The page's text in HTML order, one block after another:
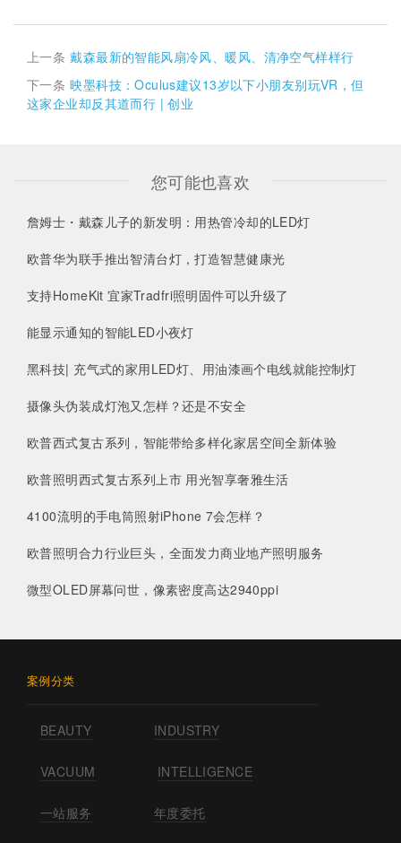
上一条 戴森最新的智能风扇冷风、暖风、清净空气样样行
下一条 映墨科技：Oculus建议13岁以下小朋友别玩VR，但
这家企业却反其道而行 | 创业
您可能也喜欢
詹姆士・戴森儿子的新发明：用热管冷却的LED灯
欧普华为联手推出智清台灯，打造智慧健康光
支持HomeKit 宜家Tradfri照明固件可以升级了
能显示通知的智能LED小夜灯
黑科技| 充气式的家用LED灯、用油漆画个电线就能控制灯
摄像头伪装成灯泡又怎样？还是不安全
欧普西式复古系列，智能带给多样化家居空间全新体验
欧普照明西式复古系列上市 用光智享奢雅生活
4100流明的手电筒照射iPhone 7会怎样？
欧普照明合力行业巨头，全面发力商业地产照明服务
微型OLED屏幕问世，像素密度高达2940ppi
案例分类
BEAUTY INDUSTRY
VACUUM INTELLIGENCE
一站服务 年度委托